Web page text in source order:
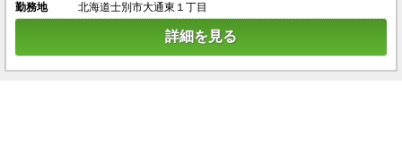
勤務地
北海道士別市大通東１丁目
詳細を見る